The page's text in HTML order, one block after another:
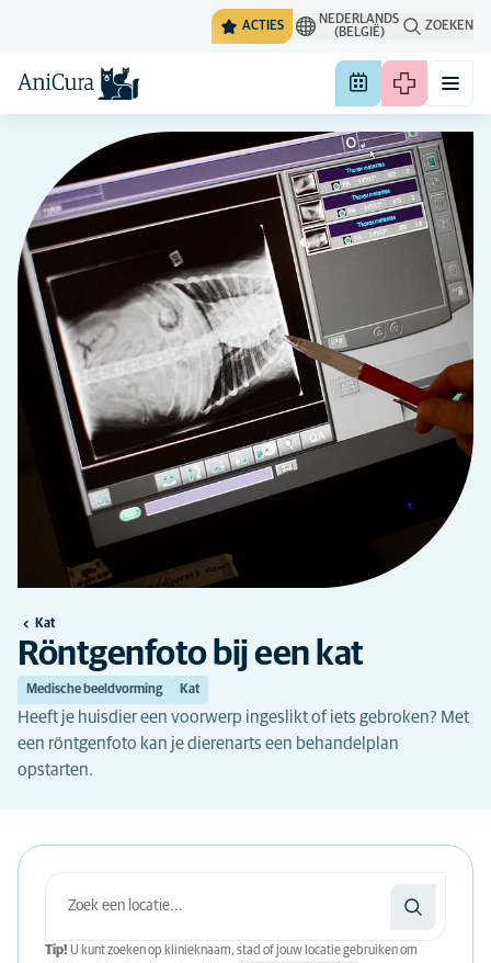
ACTIES
NEDERLANDS
(BELGIË)
ZOEKEN
Kat
Röntgenfoto bij een kat
Medische beeldvorming Kat
Heeft je huisdier een voorwerp ingeslikt of iets gebroken? Met
een röntgenfoto kan je dierenarts een behandelplan
opstarten.
Tip! U kunt zoeken op klinieknaam, stad of jouw locatie gebruiken om